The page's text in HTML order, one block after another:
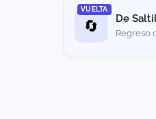
🔄
VUELTA
De
Regreso